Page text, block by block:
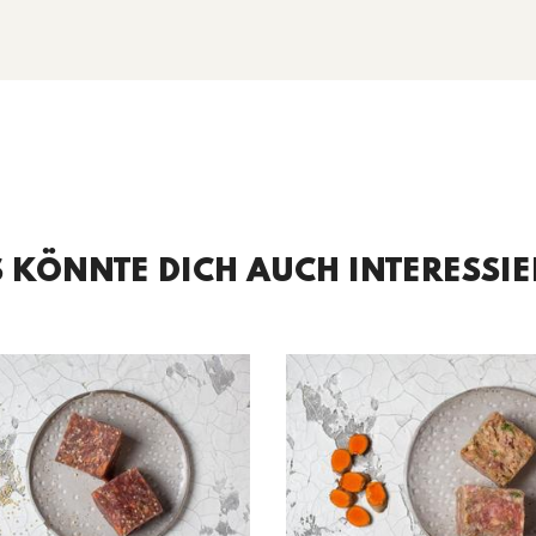
KÖNNTE DICH AUCH